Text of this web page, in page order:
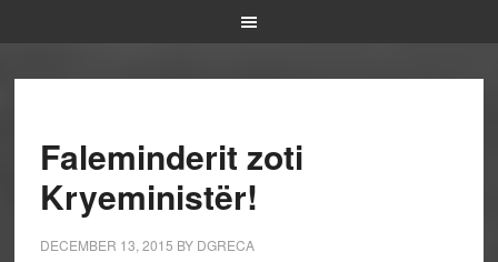
Faleminderit zoti
Kryeministër!
DECEMBER 13, 2015 BY DGRECA